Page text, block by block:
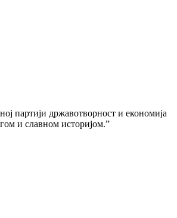
партији државотворност и економија
и славном историјом.”